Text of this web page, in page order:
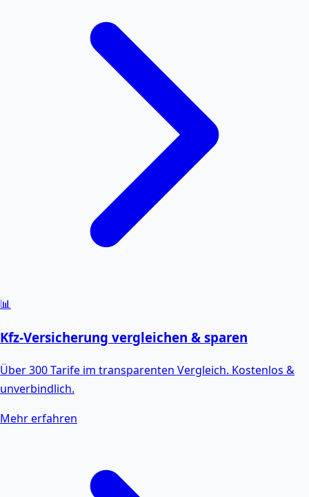
📊
Kfz-Versicherung vergleichen & sparen
Über 300 Tarife im transparenten Vergleich. Kostenlos &
unverbindlich.
Mehr erfahren